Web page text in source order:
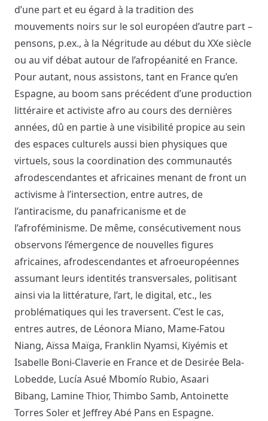
d’une part et eu égard à la tradition des
mouvements noirs sur le sol européen d’autre part –
pensons, p.ex., à la Négritude au début du XXe siècle
ou au vif débat autour de l’afropéanité en France.
Pour autant, nous assistons, tant en France qu’en
Espagne, au boom sans précédent d’une production
littéraire et activiste afro au cours des dernières
années, dû en partie à une visibilité propice au sein
des espaces culturels aussi bien physiques que
virtuels, sous la coordination des communautés
afrodescendantes et africaines menant de front un
activisme à l’intersection, entre autres, de
l’antiracisme, du panafricanisme et de
l’afroféminisme. De même, consécutivement nous
observons l’émergence de nouvelles figures
africaines, afrodescendantes et afroeuropéennes
assumant leurs identités transversales, politisant
ainsi via la littérature, l’art, le digital, etc., les
problématiques qui les traversent. C’est le cas,
entres autres, de Léonora Miano, Mame-Fatou
Niang, Aïssa Maïga, Franklin Nyamsi, Kiyémis et
Isabelle Boni-Claverie en France et de Desirée Bela-
Lobedde, Lucía Asué Mbomío Rubio, Asaari
Bibang, Lamine Thior, Thimbo Samb, Antoinette
Torres Soler et Jeffrey Abé Pans en Espagne.